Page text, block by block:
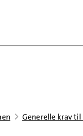
Generelle krav